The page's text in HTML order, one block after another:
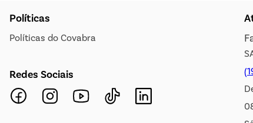
Políticas
Políticas do Covabra
Redes Sociais